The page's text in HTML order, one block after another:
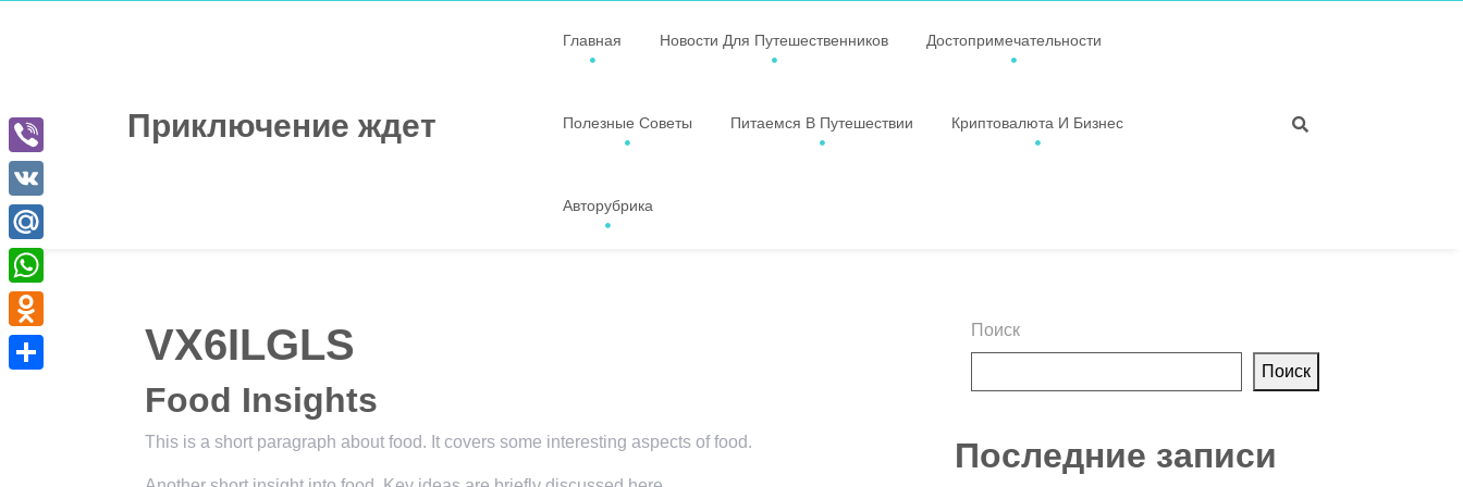
Приключение ждет
Главная Новости Для Путешественников Достопримечательности
Полезные Советы Питаемся В Путешествии Криптовалюта И Бизнес
Авторубрика
VX6ILGLS
Food Insights
This is a short paragraph about food. It covers some interesting aspects of food.
Поиск
Поиск
Последние записи
Viber
VK
Mail.Ru
WhatsApp
Odnoklassniki